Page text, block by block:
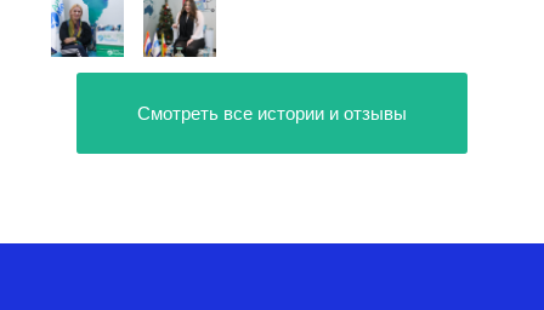
Смотреть все истории и отзывы